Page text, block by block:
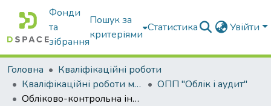
Фонди
та
зібрання
Пошук за
критеріями
Статистика Увійти
Головна
Кваліфікаційні роботи
Кваліфікаційні роботи магістрів
ОПП "Облік і аудит"
Обліково-контрольна інформація про стан та використання оборотних матеріальних ресурсів і відображення її в системі звітності